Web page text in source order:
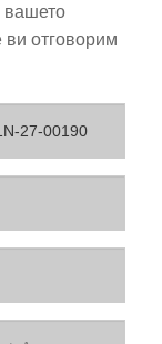
вашето
отговорим